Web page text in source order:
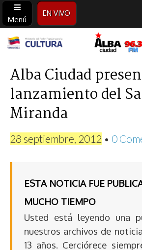
Menú
EN VIVO
Alba
Ciudad
96.3
FM
Alba Ciudad
lanzamiento del
Miranda
28 septiembre, 2012 • 0
ESTA NOTICIA FUE
MUCHO TIEMPO
Usted está leyendo una
nuestros archivos de
13 años. Cerciórece